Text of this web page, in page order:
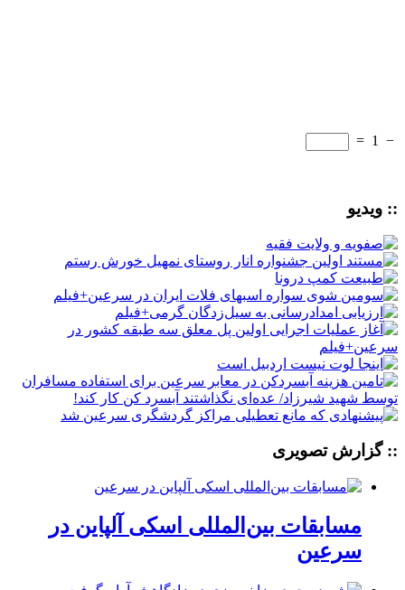
−
1
=
:: ویدیو
:: گزارش تصویری
مسابقات بین‌المللی اسکی آلپاین در
سرعین